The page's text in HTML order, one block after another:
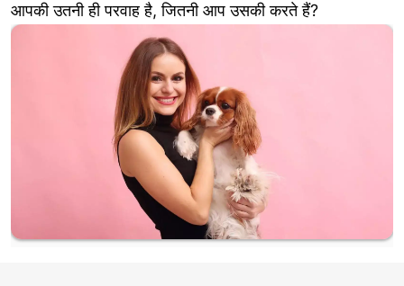
आपकी उतनी ही परवाह है, जितनी आप उसकी करते हैं?